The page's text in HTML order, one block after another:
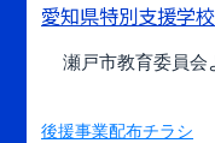
愛知県特別支援学
瀬戸市教育委員会
後援事業配布チラシ